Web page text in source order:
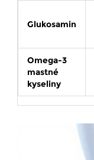
Glukosamin
Omega-3
mastné
kyseliny